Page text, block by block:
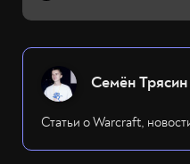
Семён Трясин
Статьи о Warcraft,